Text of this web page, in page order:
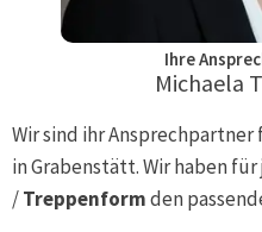
Ihre
Michaela
Wir sind ihr Ansprechpartner
inGrabenstätt. Wir haben
/Treppenformden